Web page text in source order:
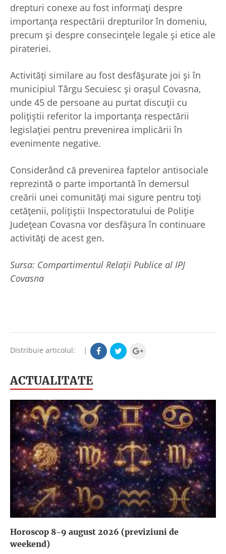
drepturi conexe au fost informați despre
importanța respectării drepturilor în domeniu,
precum și despre consecințele legale și etice ale
pirateriei.
Activități similare au fost desfășurate joi și în
municipiul Târgu Secuiesc și orașul Covasna,
unde 45 de persoane au purtat discuții cu
polițiștii referitor la importanța respectării
legislației pentru prevenirea implicării în
evenimente negative.
Considerând că prevenirea faptelor antisociale
reprezintă o parte importantă în demersul
creării unei comunități mai sigure pentru toți
cetățenii, polițiștii Inspectoratului de Poliție
Județean Covasna vor desfășura în continuare
activități de acest gen.
Sursa: Compartimentul Relații Publice al IPJ
Covasna
Distribuie articolul: |
ACTUALITATE
Horoscop 8-9 august 2026 (previziuni de
weekend)